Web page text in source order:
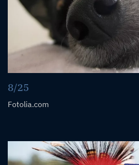
8/25
Fotolia.com